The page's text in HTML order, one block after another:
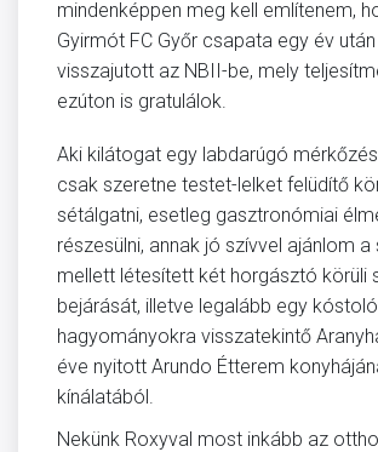
mindenképpen meg kell említenem,
Gyirmót FC Győr csapata egy év
visszajutott az NBII-be, mely
ezúton is gratulálok.
Aki kilátogat egy labdarúgó
csak szeretne testet-lelket felüdítő
sétálgatni, esetleg gasztronómiai
részesülni, annak jó szívvel ajánlom a
mellett létesített két horgásztó körüli
bejárását, illetve legalább egy
hagyományokra visszatekintő
éve nyitott Arundo Étterem
kínálatából.
Nekünk Roxyval most inkább az